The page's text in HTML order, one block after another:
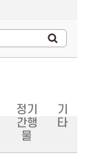
정기
간행
물
기
타